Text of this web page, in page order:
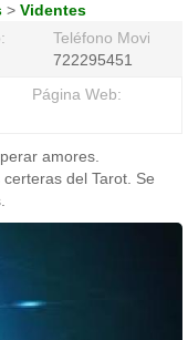
> Videntes
Teléfono Movil:
722295451
Página Web:
amores.
del Tarot. Se